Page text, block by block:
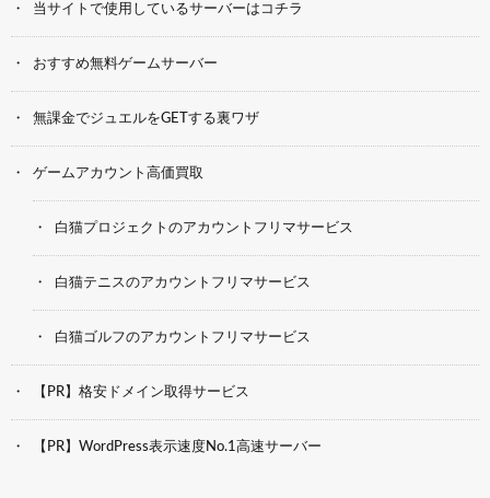
当サイトで使用しているサーバーはコチラ
おすすめ無料ゲームサーバー
無課金でジュエルをGETする裏ワザ
ゲームアカウント高価買取
白猫プロジェクトのアカウントフリマサービス
白猫テニスのアカウントフリマサービス
白猫ゴルフのアカウントフリマサービス
【PR】格安ドメイン取得サービス
【PR】WordPress表示速度No.1高速サーバー